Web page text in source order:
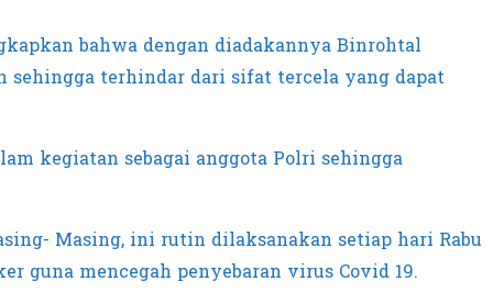
bahwa dengan diadakannya Binrohtal
sehingga terhindar dari sifat tercela yang dapat
kegiatan sebagai anggota Polri sehingga
Masing, ini rutin dilaksanakan setiap hari Rabu
guna mencegah penyebaran virus Covid 19.